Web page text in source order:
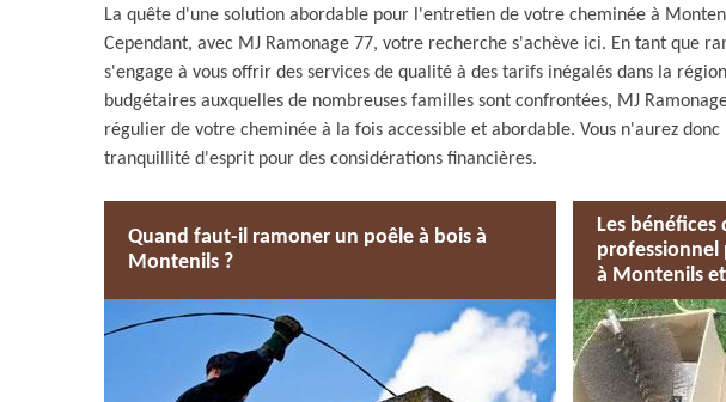
La quête d'une solution abordable pour l'entretien de votre cheminée à
Cependant, avec MJ Ramonage 77, votre recherche s'achève ici. En tant que
s'engage à vous offrir des services de qualité à des tarifs inégalés dans la
budgétaires auxquelles de nombreuses familles sont confrontées, MJ
régulier de votre cheminée à la fois accessible et abordable. Vous n'aurez
tranquillité d'esprit pour des considérations financières.
Quand faut-il ramoner un poêle à bois à
Montenils ?
Les
professionnel
à Montenils